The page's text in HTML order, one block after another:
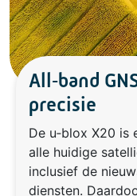
All‑band
precisie
De u‑blox X20 is
alle huidige
inclusief de
diensten.